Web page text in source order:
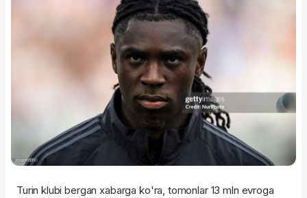
Turin klubi bergan xabarga ko'ra, tomonlar 13 mln evroga